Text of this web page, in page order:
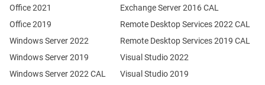
Office 2021
Office 2019
Windows Server 2022
Windows Server 2019
Windows Server 2022 CAL
Remote Desktop Services 2022 CAL
Remote Desktop Services 2019 CAL
Exchange Server 2016 CAL
Visual Studio 2022
Visual Studio 2019